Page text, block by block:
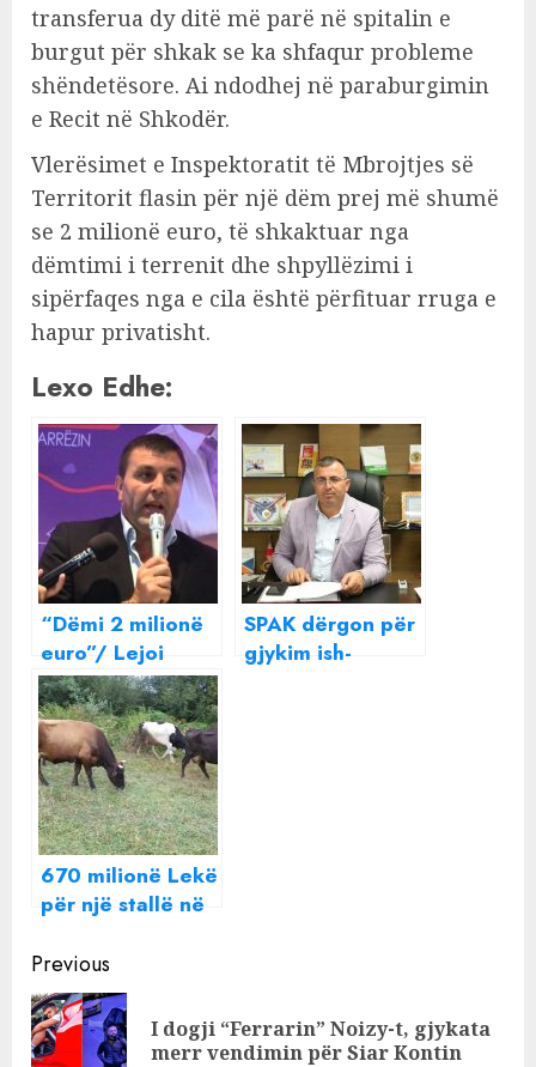
transferua dy ditë më parë në spitalin e
burgut për shkak se ka shfaqur probleme
shëndetësore. Ai ndodhej në paraburgimin
e Recit në Shkodër.
Vlerësimet e Inspektoratit të Mbrojtjes së
Territorit flasin për një dëm prej më shumë
se 2 milionë euro, të shkaktuar nga
dëmtimi i terrenit dhe shpyllëzimi i
sipërfaqes nga e cila është përfituar rruga e
hapur privatisht.
Lexo Edhe:
“Dëmi 2 milionë
euro”/ Lejoi
hapjen e rrugës
në mes të pyllit
pa leje, dënohet
me 1 vit e 6 burg
ish-
kryebashkiaku i
Fushë-Arrëzit
SPAK dërgon për
gjykim ish-
670 milionë Lekë
për një stallë në
lopët s’u futën
kurrë
(Dokumenti)
Continue
Reading
Previous
I dogji “Ferrarin” Noizy-t, gjykata
merr vendimin për Siar Kontin